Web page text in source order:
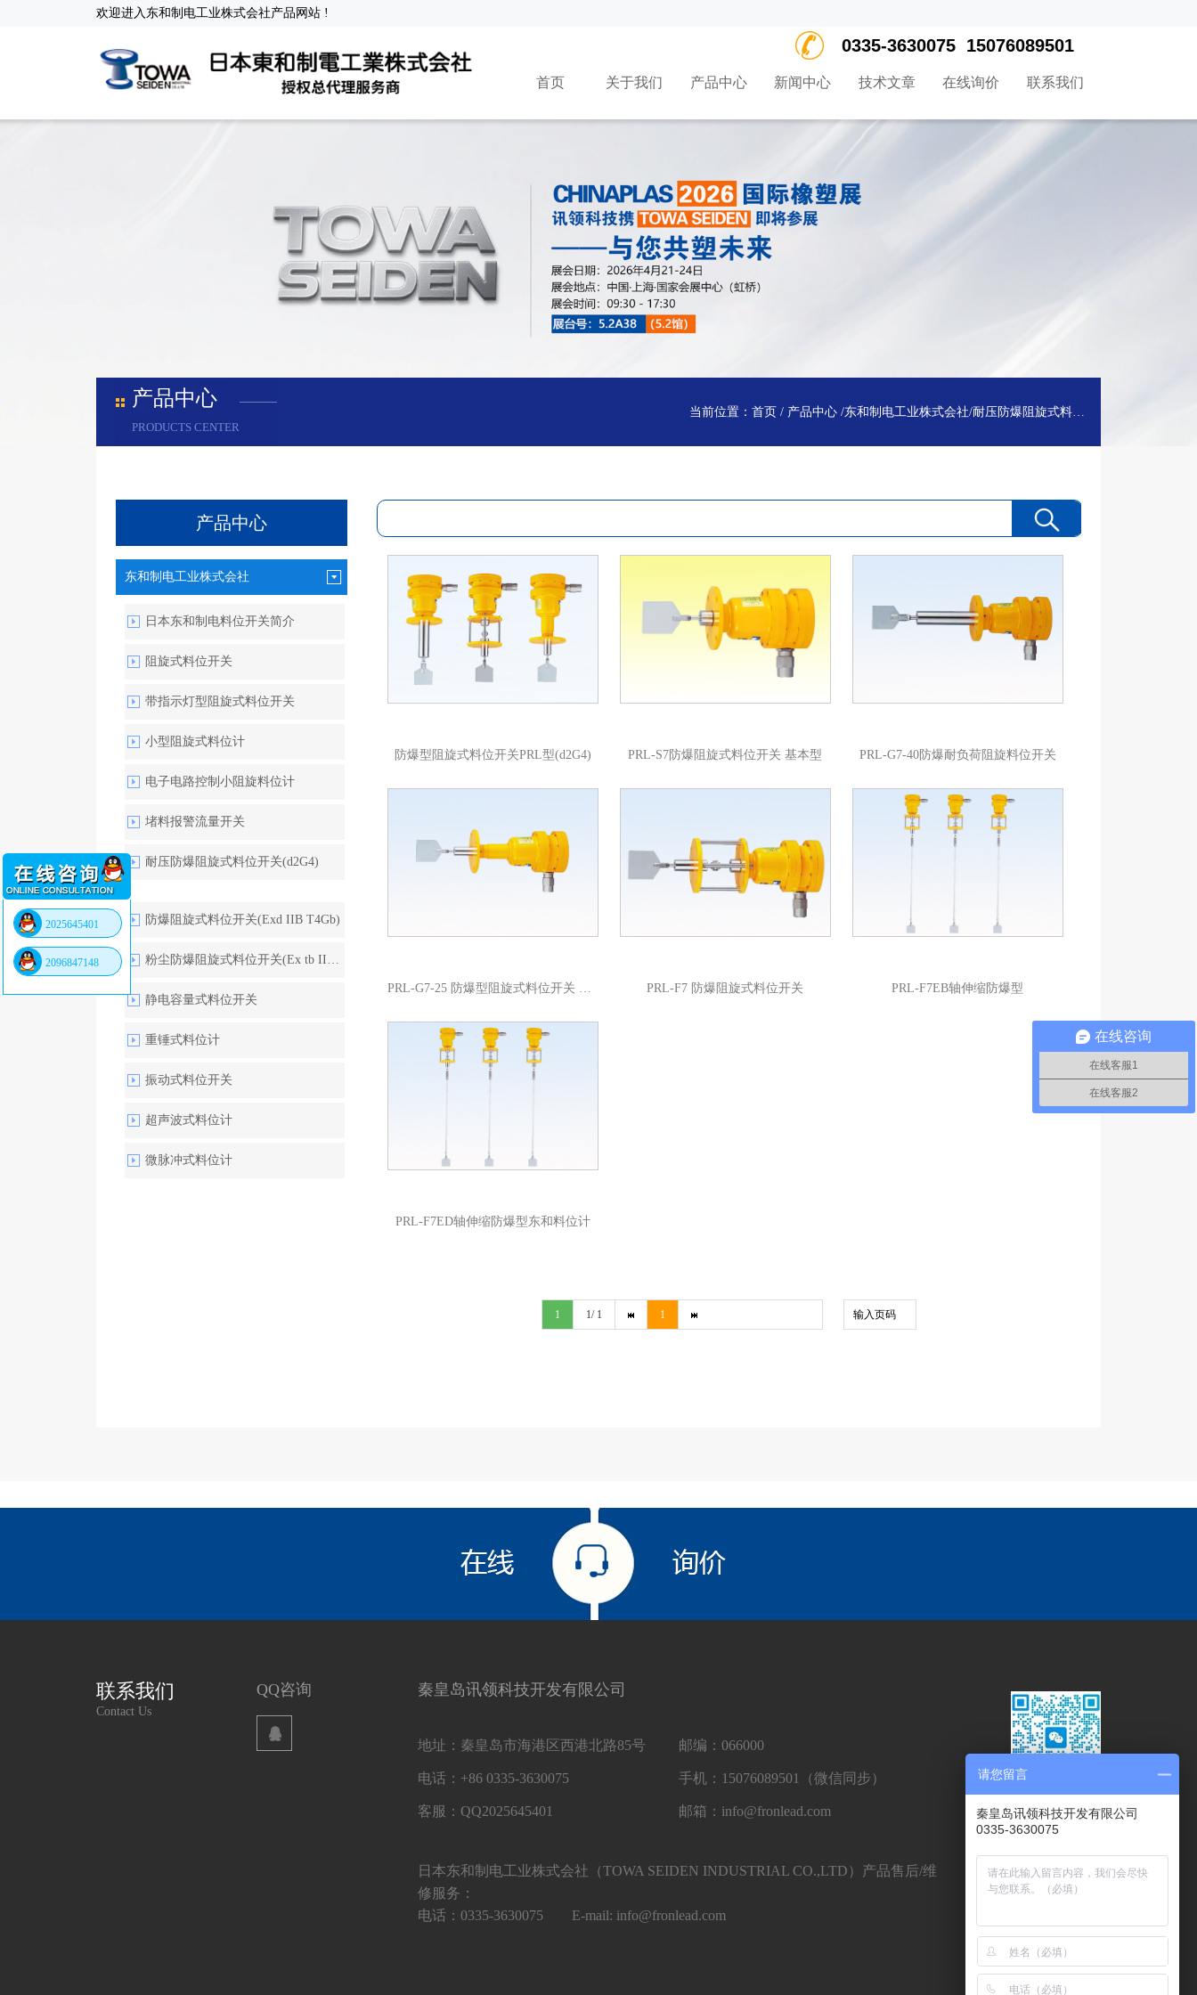
欢迎进入东和制电工业株式会社产品网站 !
0335-3630075 15076089501
首页 关于我们 产品中心 新闻中心 技术文章 在线询价 联系我们
产品中心
PRODUCTS CENTER
当前位置： 首页/ 产品中心 /东和制电工业株式会社/耐压防爆阻旋式料位开关(d2G4)
产品中心
东和制电工业株式会社
日本东和制电料位开关简介
阻旋式料位开关
带指示灯型阻旋式料位开关
小型阻旋式料位计
电子电路控制小阻旋料位计
堵料报警流量开关
耐压防爆阻旋式料位开关(d2G4)
防爆阻旋式料位开关(Exd IIB T4Gb)
静电容量式料位开关
重锤式料位计
振动式料位开关
超声波式料位计
微脉冲式料位计
防爆型阻旋式料位开关PRL型(d2G4) PRL-S7防爆阻旋式料位开关 基本型 PRL-G7-40防爆耐负荷阻旋料位开关
PRL-F7 防爆阻旋式料位开关 PRL-F7EB轴伸缩防爆型
PRL-F7ED轴伸缩防爆型东和料位计
1 1/ 1 1
联系我们
Contact Us
QQ咨询 秦皇岛讯领科技开发有限公司
地址：秦皇岛市海港区西港北路85号 邮编：066000
电话：+86 0335-3630075 手机：15076089501（微信同步）
客服：QQ2025645401 邮箱：info@fronlead.com
日本东和制电工业株式会社（TOWA SEIDEN INDUSTRIAL CO.,LTD）产品售后/维
修服务：
电话：0335-3630075 E-mail: info@fronlead.com
添加官方微信
2025645401
2096847148
在线咨询
在线客服1
在线客服2
请您留言
秦皇岛讯领科技开发有限公司
0335-3630075